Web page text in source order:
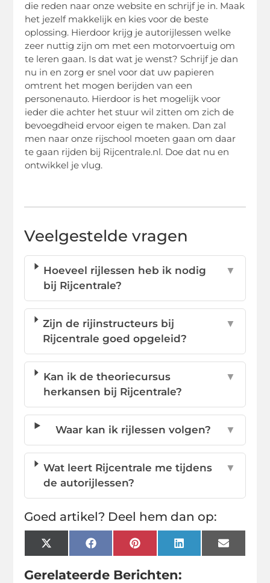
die reden naar onze website en schrijf je in. Maak
het jezelf makkelijk en kies voor de beste
oplossing. Hierdoor krijg je autorijlessen welke
zeer nuttig zijn om met een motorvoertuig om
te leren gaan. Is dat wat je wenst? Schrijf je dan
nu in en zorg er snel voor dat uw papieren
omtrent het mogen berijden van een
personenauto. Hierdoor is het mogelijk voor
ieder die achter het stuur wil zitten om zich de
bevoegdheid ervoor eigen te maken. Dan zal
men naar onze rijschool moeten gaan om daar
te gaan rijden bij Rijcentrale.nl. Doe dat nu en
ontwikkel je vlug.
Veelgestelde vragen
Hoeveel rijlessen heb ik nodig
bij Rijcentrale?
▼
Zijn de rijinstructeurs bij
Rijcentrale goed opgeleid?
▼
Kan ik de theoriecursus
herkansen bij Rijcentrale?
▼
Waar kan ik rijlessen volgen? ▼
Wat leert Rijcentrale me tijdens
de autorijlessen?
▼
Goed artikel? Deel hem dan op:
X
(Twitter)
FacebookPinterestLinkedInEmail
Gerelateerde Berichten: